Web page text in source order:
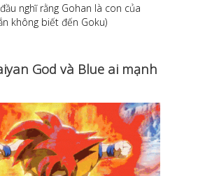
nghĩ rằng Gohan là con của
không biết đến Goku)
God và Blue ai mạnh